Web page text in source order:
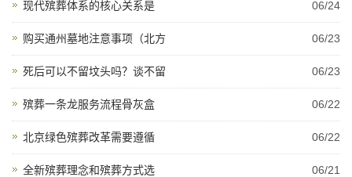
现代殡葬体系的核心关系是 06/24
购买通州墓地注意事项（北方 06/23
死后可以不留坟头吗？谈不留 06/23
殡葬一条龙服务流程骨灰盒 06/22
北京绿色殡葬改革需要遵循 06/22
全新殡葬理念和殡葬方式选 06/21